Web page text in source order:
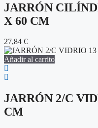
JARRÓN
X 60 CM
27,84 €
Añadir al carrito
JARRÓN 2/C
CM